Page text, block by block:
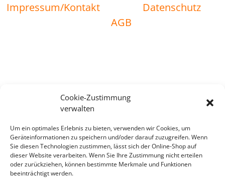
Cookie-Zustimmung
verwalten
Um ein optimales Erlebnis zu bieten, verwenden wir Cookies, um
Geräteinformationen zu speichern und/oder darauf zuzugreifen. Wenn
Sie diesen Technologien zustimmen, lässt sich der Online-Shop auf
dieser Website verarbeiten. Wenn Sie Ihre Zustimmung nicht erteilen
oder zurückziehen, können bestimmte Merkmale und Funktionen
beeinträchtigt werden.
Impressum/Kontakt
Datenschutz
AGB